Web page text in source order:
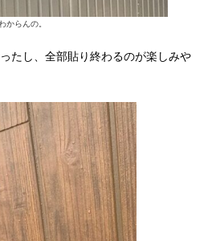
からんの。
たし、全部貼り終わるのが楽しみや